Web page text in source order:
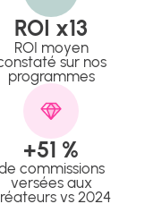
ROI x13
ROI moyen
sur nos
programmes
+51 %
commissions
versées aux
vs 2024